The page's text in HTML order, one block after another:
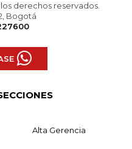
derechos reservados.
Bogotá
Alta Gerencia